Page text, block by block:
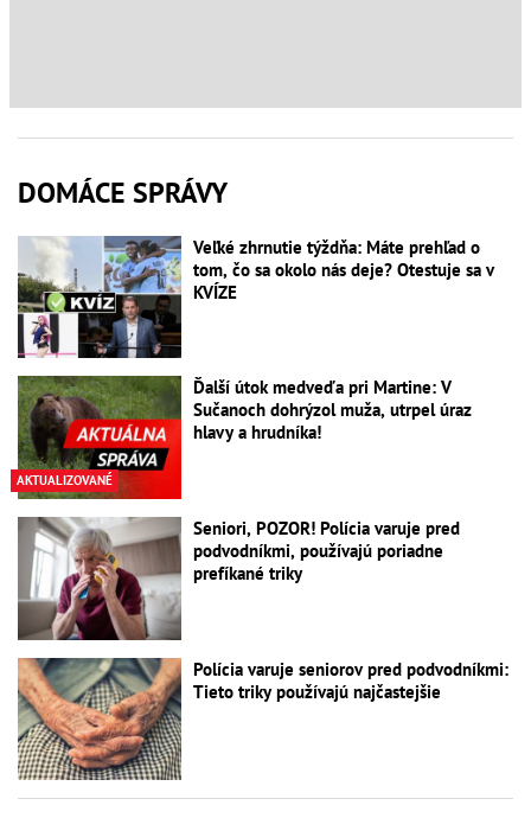
DOMÁCE SPRÁVY
Veľké zhrnutie týždňa: Máte prehľad o
tom, čo sa okolo nás deje? Otestuje sa v
KVÍZE
AKTUALIZOVANÉ
Ďalší útok medveďa pri Martine: V
Sučanoch dohrýzol muža, utrpel úraz
hlavy a hrudníka!
Seniori, POZOR! Polícia varuje pred
podvodníkmi, používajú poriadne
prefíkané triky
Polícia varuje seniorov pred podvodníkmi:
Tieto triky používajú najčastejšie